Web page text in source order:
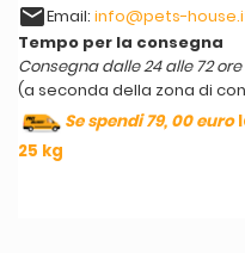
emailEmail: info@pets-
Tempo per la consegna
Consegna dalle 24 alle 72
(a seconda della zona di
Se spendi 79, 00 euro
25 kg